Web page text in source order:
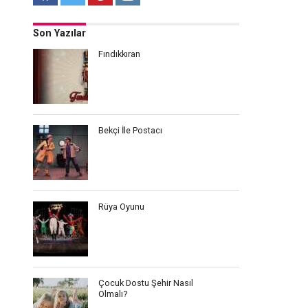
Son Yazılar
Fındıkkıran
Bekçi İle Postacı
Rüya Oyunu
Çocuk Dostu Şehir Nasıl
Olmalı?